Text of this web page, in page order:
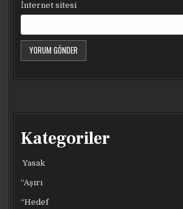
İnternet sitesi
Kategoriler
Yasak
“Aşırı
“Hedef